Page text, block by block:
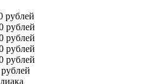
рублей
рублей
рублей
рублей
рублей